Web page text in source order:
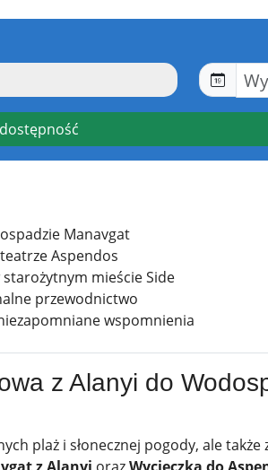
Manavgat
Aspendos
starożytnym mieście Side
przewodnictwo
wspomnienia
z Alanyi do
plaż i słonecznej pogody, ale